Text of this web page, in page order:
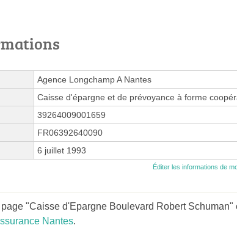
Agence Longchamp A Nantes
Caisse d'épargne et de prévoyance à forme
39264009001659
FR06392640090
6 juillet 1993
Éditer les informations de
"Caisse d'Epargne Boulevard Robert Schuman"
Nantes.